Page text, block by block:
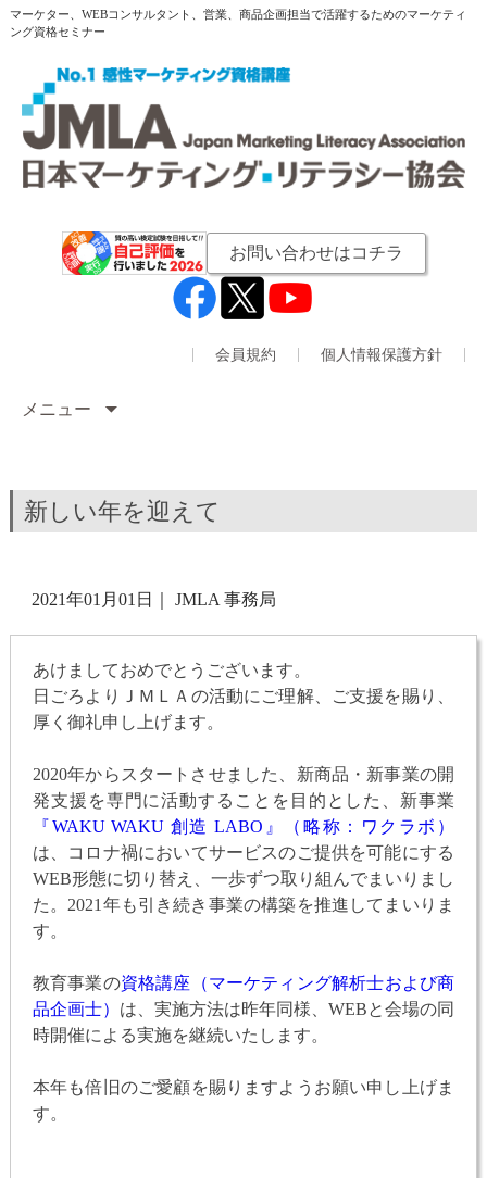
マーケター、WEBコンサルタント、営業、商品企画担当で活躍するためのマーケティ
ング資格セミナー
お問い合わせはコチラ
会員規約 個人情報保護方針
メニュー
新しい年を迎えて
2021年01月01日 JMLA 事務局
あけましておめでとうございます。
日ごろよりＪＭＬＡの活動にご理解、ご支援を賜り、
厚く御礼申し上げます。
2020年からスタートさせました、新商品・新事業の開
発支援を専門に活動することを目的とした、新事業
『WAKU WAKU 創造 LABO』（略称：ワクラボ）
は、コロナ禍においてサービスのご提供を可能にする
WEB形態に切り替え、一歩ずつ取り組んでまいりまし
た。2021年も引き続き事業の構築を推進してまいりま
す。
教育事業の資格講座（マーケティング解析士および商
品企画士） は、実施方法は昨年同様、WEBと会場の同
時開催による実施を継続いたします。
本年も倍旧のご愛顧を賜りますようお願い申し上げま
す。